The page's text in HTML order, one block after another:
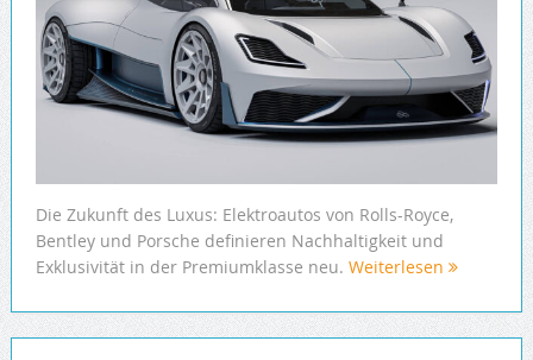
Die Zukunft des Luxus: Elektroautos von Rolls-Royce,
Bentley und Porsche definieren Nachhaltigkeit und
Exklusivität in der Premiumklasse neu. Weiterlesen